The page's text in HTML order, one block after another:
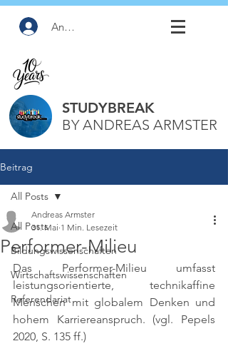
Anmelden
STUDYBREAK
BY ANDREAS ARMSTER
Beitrag
All Posts
Bildungswissenschaften
Wirtschaftswissenschaften
Referendariat
All Posts
Performer-Milieu
Andreas Armster
31. Mai 1 Min. Lesezeit
Das Performer-Milieu umfasst
leistungsorientierte, technikaffine
Menschen mit globalem Denken und
hohem Karriereanspruch. (vgl. Pepels
2020, S. 135 ff.)